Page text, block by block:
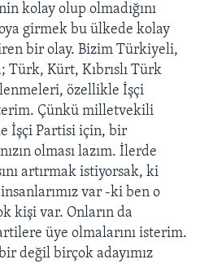
kolay olup olmadığını
girmek bu ülkede kolay
bir olay. Bizim Türkiyeli,
Kürt, Kıbrıslı Türk
özellikle İşçi
Çünkü milletvekili
İşçi Partisi için, bir
olması lazım. İlerde
artırmak istiyorsak, ki
var -ki ben o
kişi var. Onların da
üye olmalarını isterim.
değil birçok adayımız